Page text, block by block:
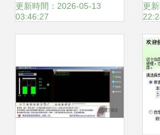
件配套細化銜接的
音的專業(yè)工具
更新時間：2026-05-13
03:46:27
更